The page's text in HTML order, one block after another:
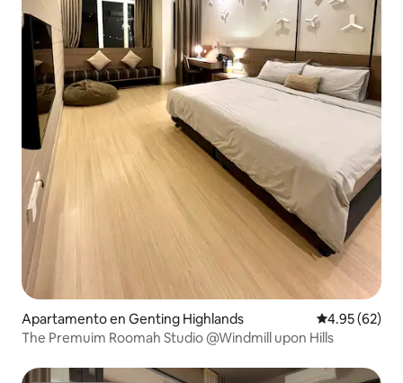
Apartamento en Genting Highlands Calificación
4.95 (62)
The Premuim Roomah Studio @Windmill upon Hills